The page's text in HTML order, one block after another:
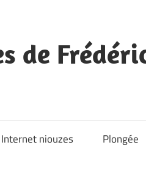
de
Internet niouzes Plongée